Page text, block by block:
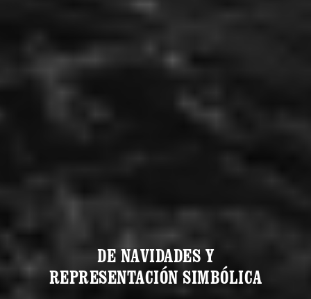
DE NAVIDADES Y
REPRESENTACIÓN SIMBÓLICA